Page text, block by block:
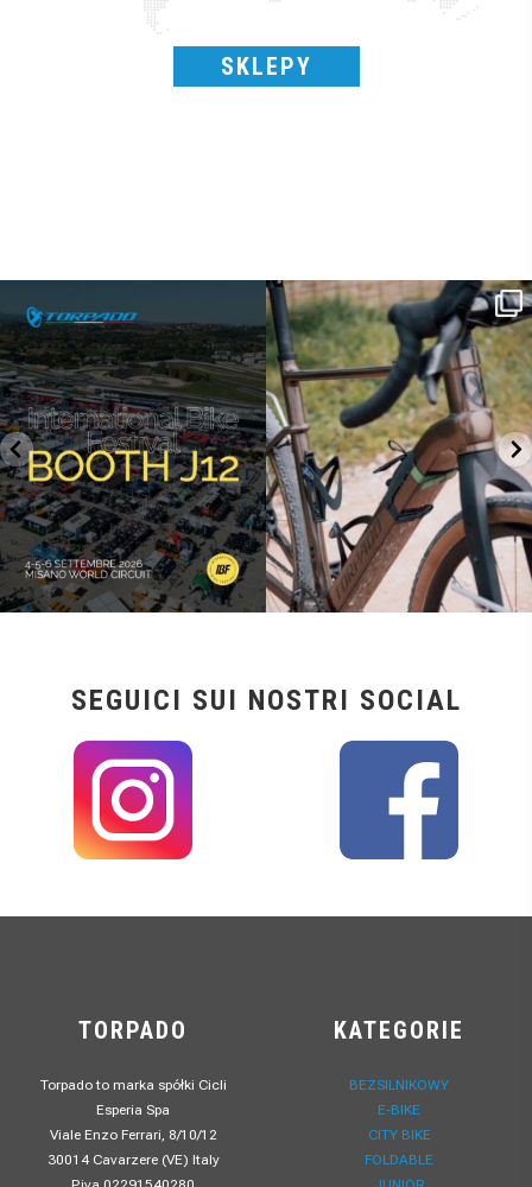
SKLEPY
IBF sta per...
8 0
Kepler R è la gravel pensata per affrontare
lunghe...
26 0
SEGUICI SUI NOSTRI SOCIAL
TORPADO
Torpado to marka spółki Cicli
Esperia Spa
Viale Enzo Ferrari, 8/10/12
30014 Cavarzere (VE) Italy
KATEGORIE
BEZSILNIKOWY
E-BIKE
CITY BIKE
FOLDABLE